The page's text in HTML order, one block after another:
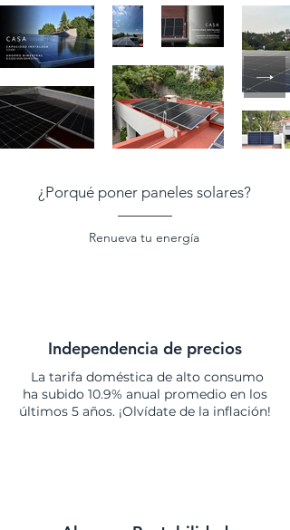
¿Porqué poner paneles solares?
Renueva tu energía
Independencia de precios
La tarifa doméstica de alto consumo
ha subido 10.9% anual promedio en los
últimos 5 años. ¡Olvídate de la inflación!